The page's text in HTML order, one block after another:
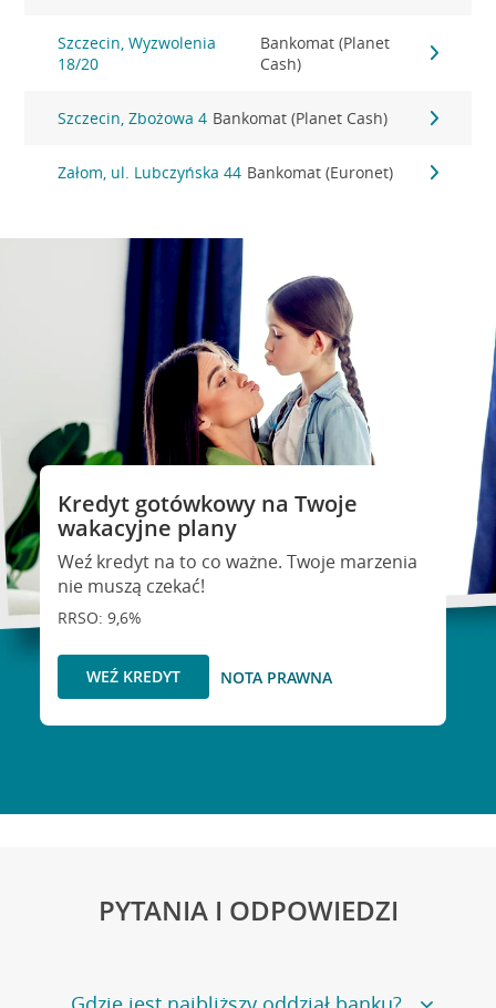
Szczecin, Wyzwolenia
18/20
Bankomat (Planet
Cash)
Szczecin, Zbożowa 4 Bankomat (Planet Cash)
Załom, ul. Lubczyńska 44 Bankomat (Euronet)
Kredyt gotówkowy na Twoje
wakacyjne plany
Weź kredyt na to co ważne. Twoje marzenia
nie muszą czekać!
RRSO: 9,6%
WEŹ KREDYT NOTA PRAWNA
PYTANIA I ODPOWIEDZI